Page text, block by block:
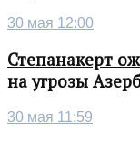
30 мая 12:00
Степанакерт
на угрозы
30 мая 11:59